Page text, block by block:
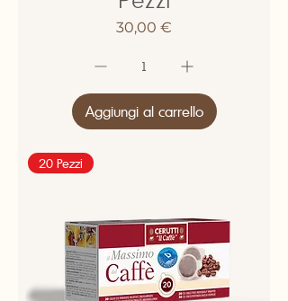
Prezzo
30,00 €
Aggiungi al carrello
20 Pezzi